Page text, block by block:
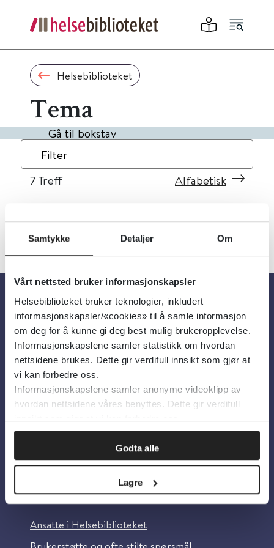
Samtykke Detaljer Om
Vårt nettsted bruker informasjonskapsler
Helsebiblioteket bruker teknologier, inkludert
informasjonskapsler/«cookies» til å samle informasjon
om deg for å kunne gi deg best mulig brukeropplevelse.
Informasjonskapslene samler statistikk om hvordan
nettsidene brukes. Dette gir verdifull innsikt som gjør at
vi kan forbedre oss.
Informasjonskapslene samler anonyme videoklipp av
hvordan nettsidene våres benyttes. Dette gir verdifull
innsikt som gjør at vi kan forbedre oss.
Godta alle
Lagre
Helsebiblioteket
Tema
Gå til bokstav
Filter
7Treff Alfabetisk
Om oss
Om Helsebiblioteket
Personvern og informasjonskapsler
Tilgjengelighetserklæring
Information in English
Ansatte i Helsebiblioteket